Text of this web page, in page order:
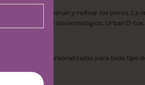
a desobstruir y refinar los poros. La
y un activo biotecnológico, Urban D-
eficaces y personalizadas para todo tipo